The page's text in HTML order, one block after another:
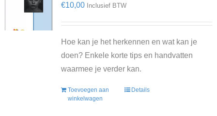
€10,00 Inclusief BTW
Hoe kan je het herkennen en wat kan je
doen? Enkele korte tips en handvatten
waarmee je verder kan.
Toevoegen aan
winkelwagen
Details